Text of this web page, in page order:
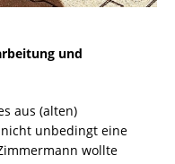
und
aus (alten)
unbedingt eine
wollte